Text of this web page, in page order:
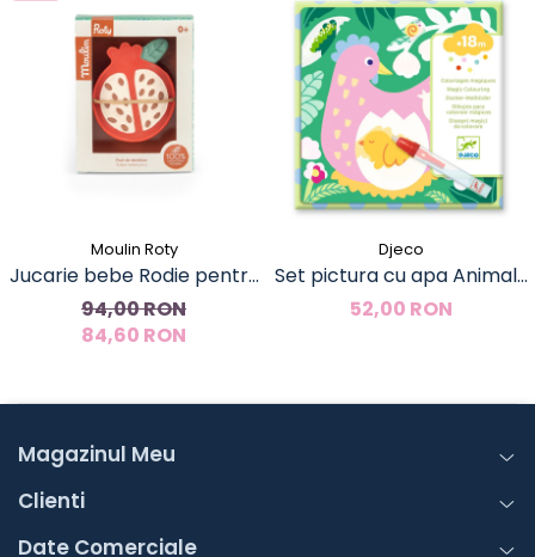
Moulin Roty
Jucarie bebe Rodie pentru
dentitie, Moulin Roty
94,00 RON
84,60 RON
Djeco
Set pictura cu apa Animale
din gradina, Djeco
52,00 RON
Magazinul Meu
Clienti
Date Comerciale